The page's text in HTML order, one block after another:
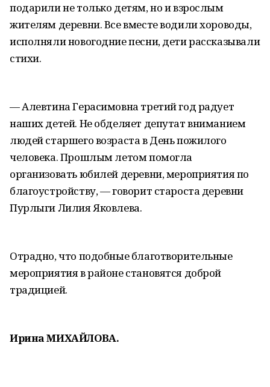
подарили не только детям, но и взрослым
жителям деревни. Все вместе водили хороводы,
исполняли новогодние песни, дети рассказывали
стихи.
— Алевтина Герасимовна третий год радует
наших детей. Не обделяет депутат вниманием
людей старшего возраста в День пожилого
человека. Прошлым летом помогла
организовать юбилей деревни, мероприятия по
благоустройству, — говорит староста деревни
Пурлыги Лилия Яковлева.
Отрадно, что подобные благотворительные
мероприятия в районе становятся доброй
традицией.
Ирина МИХАЙЛОВА.